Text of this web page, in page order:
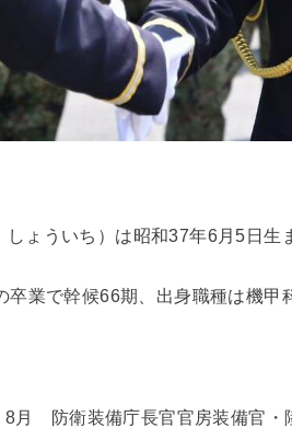
ょういち）は昭和37年6月5日生
卒業で幹候66期、出身職種は機甲
月 防衛装備庁長官官房装備官・